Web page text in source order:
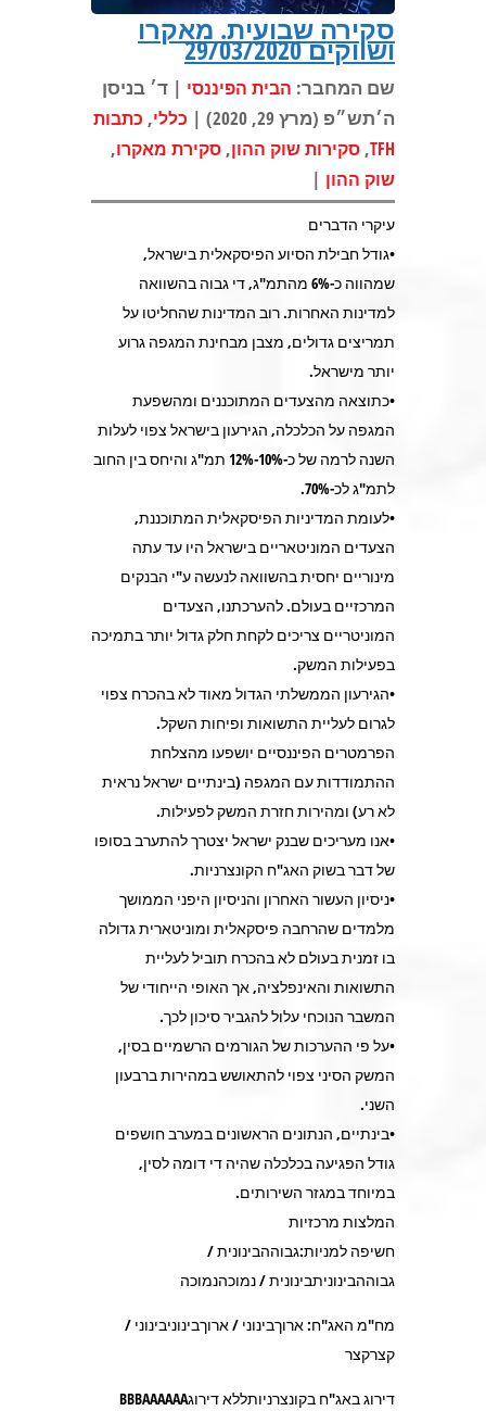
סקירה שבועית. מאקרו
ושווקים 29/03/2020
שם המחבר: הבית הפיננסי | ד׳ בניסן
ה׳תש״פ (מרץ 29, 2020) |
כללי, כתבות
TFH
, סקירות שוק ההון, סקירת מאקרו,
שוק ההון |
עיקרי הדברים
•גודל חבילת הסיוע הפיסקאלית בישראל,
שמהווה כ-6% מהתמ"ג, די גבוה בהשוואה
למדינות האחרות. רוב המדינות שהחליטו על
תמריצים גדולים, מצבן מבחינת המגפה גרוע
יותר מישראל.
•כתוצאה מהצעדים המתוכננים ומהשפעת
המגפה על הכלכלה, הגירעון בישראל צפוי לעלות
השנה לרמה של כ-10%-12% תמ"ג והיחס בין החוב
לתמ"ג לכ-70%.
•לעומת המדיניות הפיסקאלית המתוכננת,
הצעדים המוניטאריים בישראל היו עד עתה
מינוריים יחסית בהשוואה לנעשה ע"י הבנקים
המרכזיים בעולם. להערכתנו, הצעדים
המוניטריים צריכים לקחת חלק גדול יותר בתמיכה
בפעילות המשק.
•הגירעון הממשלתי הגדול מאוד לא בהכרח צפוי
לגרום לעליית התשואות ופיחות השקל.
הפרמטרים הפיננסיים יושפעו מהצלחת
ההתמודדות עם המגפה (בינתיים ישראל נראית
לא רע) ומהירות חזרת המשק לפעילות.
•אנו מעריכים שבנק ישראל יצטרך להתערב בסופו
של דבר בשוק האג"ח הקונצרניות.
•ניסיון העשור האחרון והניסיון היפני הממושך
מלמדים שהרחבה פיסקאלית ומוניטארית גדולה
בו זמנית בעולם לא בהכרח תוביל לעליית
התשואות והאינפלציה, אך האופי הייחודי של
המשבר הנוכחי עלול להגביר סיכון לכך.
•על פי ההערכות של הגורמים הרשמיים בסין,
המשק הסיני צפוי להתאושש במהירות ברבעון
השני.
•בינתיים, הנתונים הראשונים במערב חושפים
גודל הפגיעה בכלכלה שהיה די דומה לסין,
במיוחד במגזר השירותים.
המלצות מרכזיות
חשיפה למניות:גבוההבינונית /
גבוההבינוניתבינונית / נמוכהנמוכה
מח"מ האג"ח: ארוךבינוני / ארוךבינוניבינוני /
קצרקצר
דירוג באג"ח בקונצרניותללא דירוגBBBAAAAAA